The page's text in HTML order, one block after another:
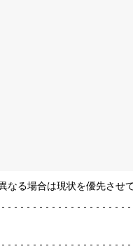
る場合は現状を優先させ